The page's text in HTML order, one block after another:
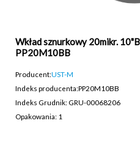
Wkład sznurkowy 20mikr.
PP20M10BB
Producent:UST-M
Indeks producenta:PP20M10BB
Indeks Grudnik: GRU-00068206
Opakowania: 1